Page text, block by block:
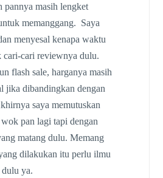
pannya masih lengket
memanggang. Saya
menyesal kenapa waktu
cari-cari reviewnya dulu.
flash sale, harganya masih
jika dibandingkan dengan
saya memutuskan
pan lagi tapi dengan
matang dulu. Memang
dilakukan itu perlu ilmu
ya.